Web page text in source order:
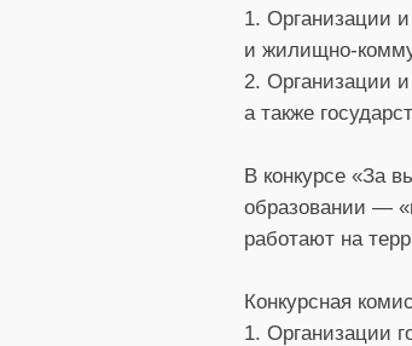
1. Организации
и жилищно-
2. Организации
а также
В конкурсе «За
образовании —
работают на
Конкурсная
1. Организации